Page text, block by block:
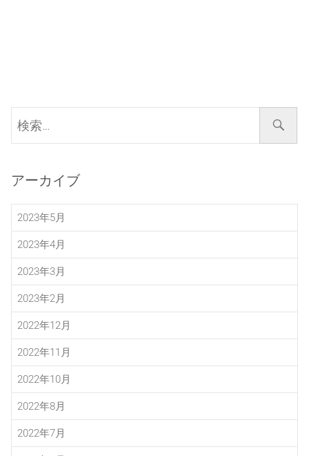
索…
アーカイブ
2023年5月
2023年4月
2023年3月
2023年2月
2022年12月
2022年11月
2022年10月
2022年8月
2022年7月